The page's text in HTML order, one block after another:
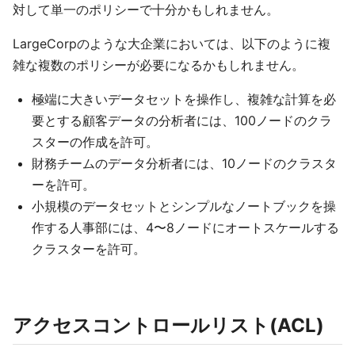
対して単一のポリシーで十分かもしれません。
LargeCorpのような大企業においては、以下のように複
雑な複数のポリシーが必要になるかもしれません。
極端に大きいデータセットを操作し、複雑な計算を必
要とする顧客データの分析者には、100ノードのクラ
スターの作成を許可。
財務チームのデータ分析者には、10ノードのクラスタ
ーを許可。
小規模のデータセットとシンプルなノートブックを操
作する人事部には、4〜8ノードにオートスケールする
クラスターを許可。
アクセスコントロールリスト(ACL)